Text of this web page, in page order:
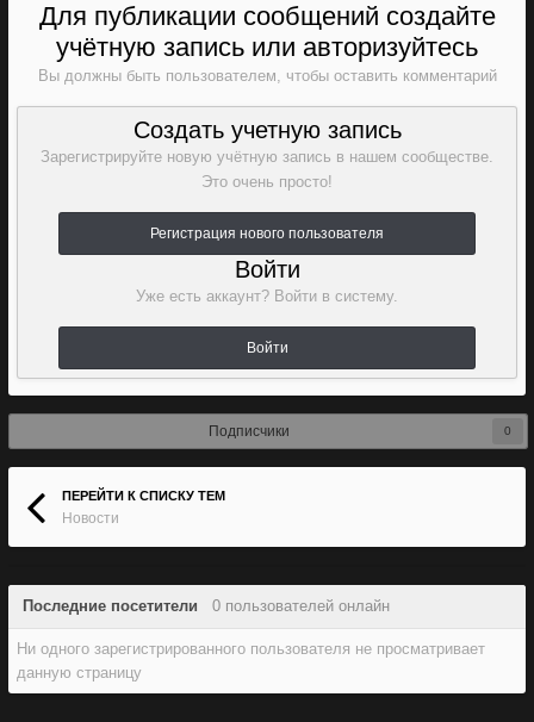
Для публикации сообщений создайте
учётную запись или авторизуйтесь
Вы должны быть пользователем, чтобы оставить комментарий
Создать учетную запись
Зарегистрируйте новую учётную запись в нашем сообществе.
Это очень просто!
Регистрация нового пользователя
Войти
Уже есть аккаунт? Войти в систему.
Войти
Подписчики 0
ПЕРЕЙТИ К СПИСКУ ТЕМ
Новости
Последние посетители 0 пользователей онлайн
Ни одного зарегистрированного пользователя не просматривает
данную страницу